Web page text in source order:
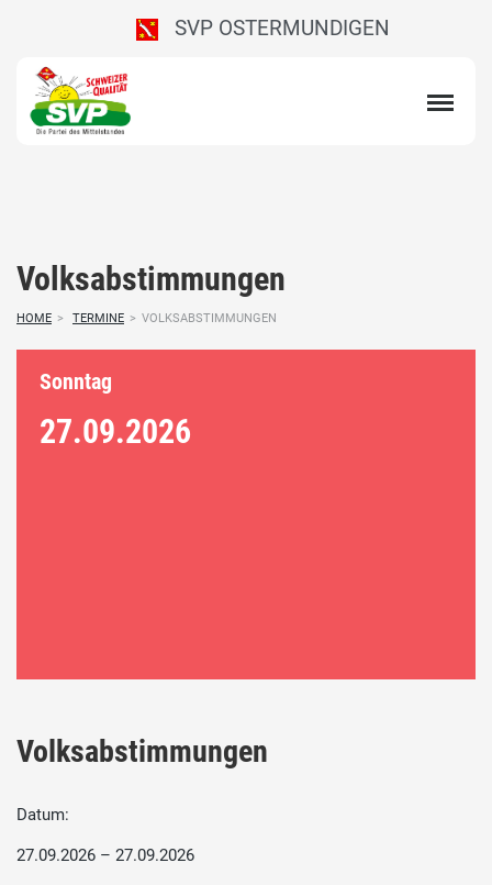
SVP OSTERMUNDIGEN
Volksabstimmungen
HOME > TERMINE > VOLKSABSTIMMUNGEN
Sonntag
27.09.2026
Volksabstimmungen
Datum:
27.09.2026 – 27.09.2026